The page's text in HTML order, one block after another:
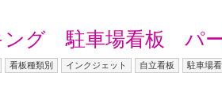
ング 駐車場看板 パ
看板種類別 インクジェット 自立看板
駐車場